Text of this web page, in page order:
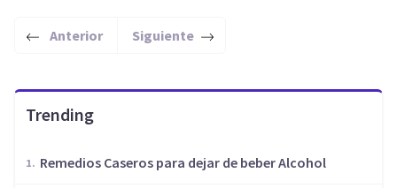
Anterior Siguiente
Trending
Remedios Caseros para dejar de beber Alcohol